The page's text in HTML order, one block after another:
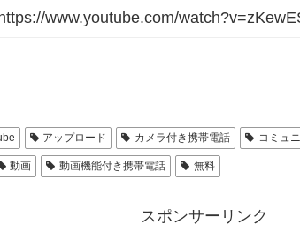
https://www.youtube.com/
アップロード カメラ付き携帯電話 コミュ
動画 動画機能付き携帯電話 無料
スポンサーリンク